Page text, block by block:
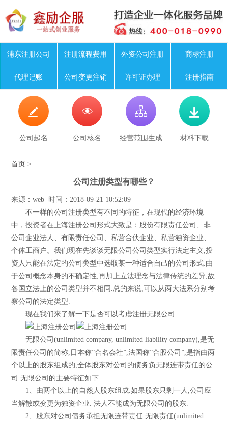
浦东注册公司 注册流程费用 外资公司注册 商标注册
代理记账 公司变更注销 许可证办理 注册指南

公司起名

公司核名

经营范围生成

材料下载
首页 >
公司注册类型有哪些？
来源：web 时间：2018-09-21 10:52:09
不一样的公司注册类型有不同的特征，在现代的经济环境
中，投资者在上海注册公司形式大致是：股份有限责任公司、非
公司企业法人、有限责任公司、私营合伙企业、私营独资企业、
个体工商户。我们现在先谈谈无限公司公司类型实行法定主义,投
资人只能在法定的公司类型中选取某一种适合自己的公司形式.由
于公司概念本身的不确定性,再加上立法理念与法律传统的差异,故
各国立法上的公司类型并不相同.总的来说,可以从两大法系分别考
察公司的法定类型.
现在我们来了解一下是否可以考虑注册无限公司:
无限公司(unlimited company, unlimited liability company),是无
限责任公司的简称,日本称”合名会社”,法国称”合股公司”,是指由两
个以上的股东组成的,全体股东对公司的债务负无限连带责任的公
司.无限公司的主要特征如下:
1、由两个以上的自然人股东组成.如果股东只剩一人,公司应
当解散或变更为独资企业. 法人不能成为无限公司的股东.
2、股东对公司债务承担无限连带责任.无限责任(unlimited